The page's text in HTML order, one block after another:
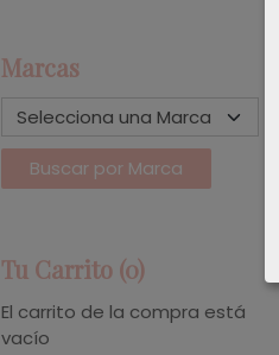
Marcas
Tu Carrito (0)
El carrito de la compra está
vacío